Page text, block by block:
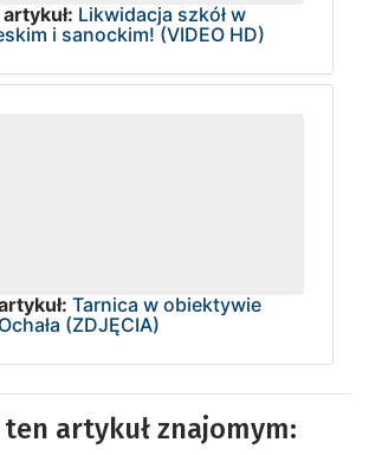
Likwidacja szkół w
i sanockim! (VIDEO HD)
Tarnica w obiektywie
(ZDJĘCIA)
artykuł znajomym: